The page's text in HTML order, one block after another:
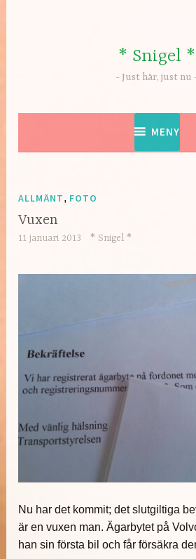
* Snigel *
Just här, just nu
MENY
ALLMÄNT, FOTO
Vuxen
11 januari 2013 * Snigel *
Nu har det kommit; det slutgiltiga
är en vuxen man. Ägarbytet på
han sin första bil och får försäkra